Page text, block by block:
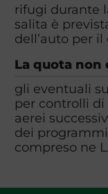
rifugi durante
salita è
dell’auto per
La quota non
gli eventuali
per controlli
aerei
dei
compreso ne